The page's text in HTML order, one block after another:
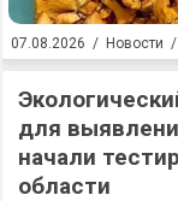
07.08.2026 / Новости /
для
начали
области